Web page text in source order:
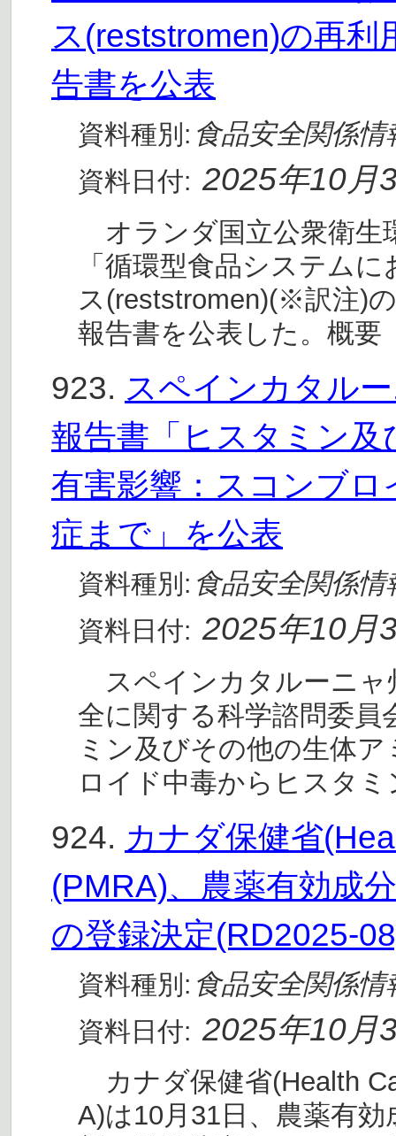
ス(reststromen)の再
告書を公表
資料種別: 食品安全関係情
資料日付: 2025年10月
オランダ国立公衆衛生
「循環型食品システム
ス(reststromen)(※訳注)
報告書を公表した。概要
923. スペインカタル
報告書「ヒスタミン
有害影響：スコンブ
症まで」を公表
資料種別: 食品安全関係情
資料日付: 2025年10月
スペインカタルーニャ
全に関する科学諮問委員
ミン及びその他の生体
ロイド中毒からヒスタ
924. カナダ保健省
(PMRA)、農薬有効成
の登録決定(RD2025-
資料種別: 食品安全関係情
資料日付: 2025年10月
カナダ保健省(Health
A)は10月31日、農薬有